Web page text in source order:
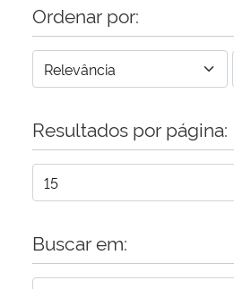
Ordenar por:
Resultados por página:
Buscar em: